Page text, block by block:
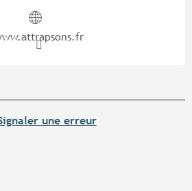
une erreur